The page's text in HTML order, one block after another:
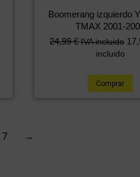
Boomerang izquierdo
TMAX 2001-
24,99€ IVA incluido
incluido
Comprar
7 →